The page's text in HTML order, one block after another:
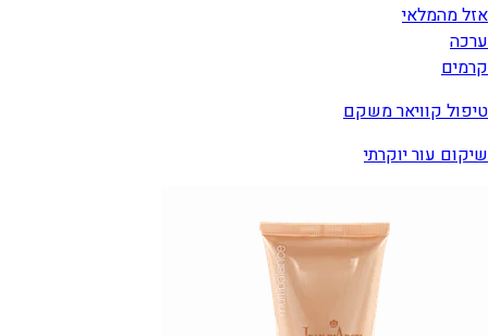
אזל מהמלאי
ערכה
קרמים
טיפול קוויאר משקם
שיקום עור יוקרתי